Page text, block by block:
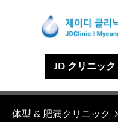
JD クリニッ
Japanese
体型 & 肥満クリニック